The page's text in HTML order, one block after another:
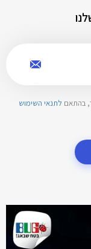
בהתאם לתנאי השימוש